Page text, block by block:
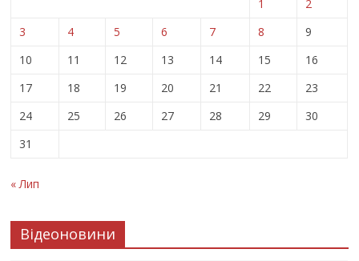
1
2
3
4 5 6 7 8
9
10
11 12 13 14 15
16
17
18 19 20 21 22
23
24
25 26 27 28 29
30
31
« Лип
Відеоновини